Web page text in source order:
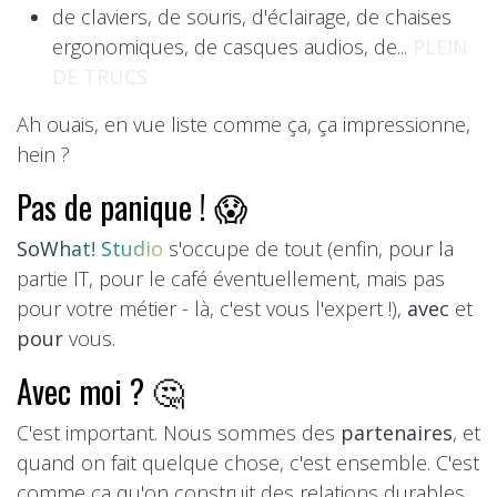
de claviers, de souris, d'éclairage, de chaises
ergonomiques, de casques audios, de...
Ah ouais, en vue liste comme ça, ça impressionne,
hein ?
Pas de panique ! 😱
SoWhat! Studio s'occupe de tout (enfin, pour la
partie IT, pour le café éventuellement, mais pas
pour votre métier - là, c'est vous l'expert !), avec et
pour vous.
Avec moi ? 🤔
C'est important. Nous sommes des partenaires, et
quand on fait quelque chose, c'est ensemble. C'est